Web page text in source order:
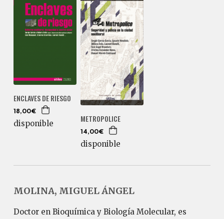
ENCLAVES DE RIESGO
18,00€
disponible
METROPOLICE
14,00€
disponible
MOLINA, MIGUEL ÁNGEL
Doctor en Bioquímica y Biología Molecular, es